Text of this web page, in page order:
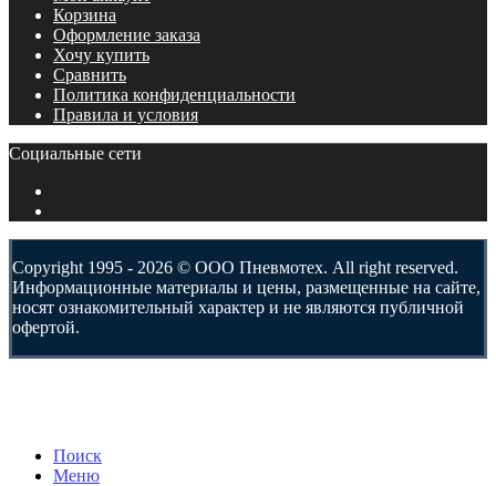
Корзина
Оформление заказа
Хочу купить
Сравнить
Политика конфиденциальности
Правила и условия
Социальные сети
Copyright 1995 - 2026 © ООО Пневмотех. All right reserved.
Информационные материалы и цены, размещенные на сайте,
носят ознакомительный характер и не являются публичной
офертой.
Поиск
Меню